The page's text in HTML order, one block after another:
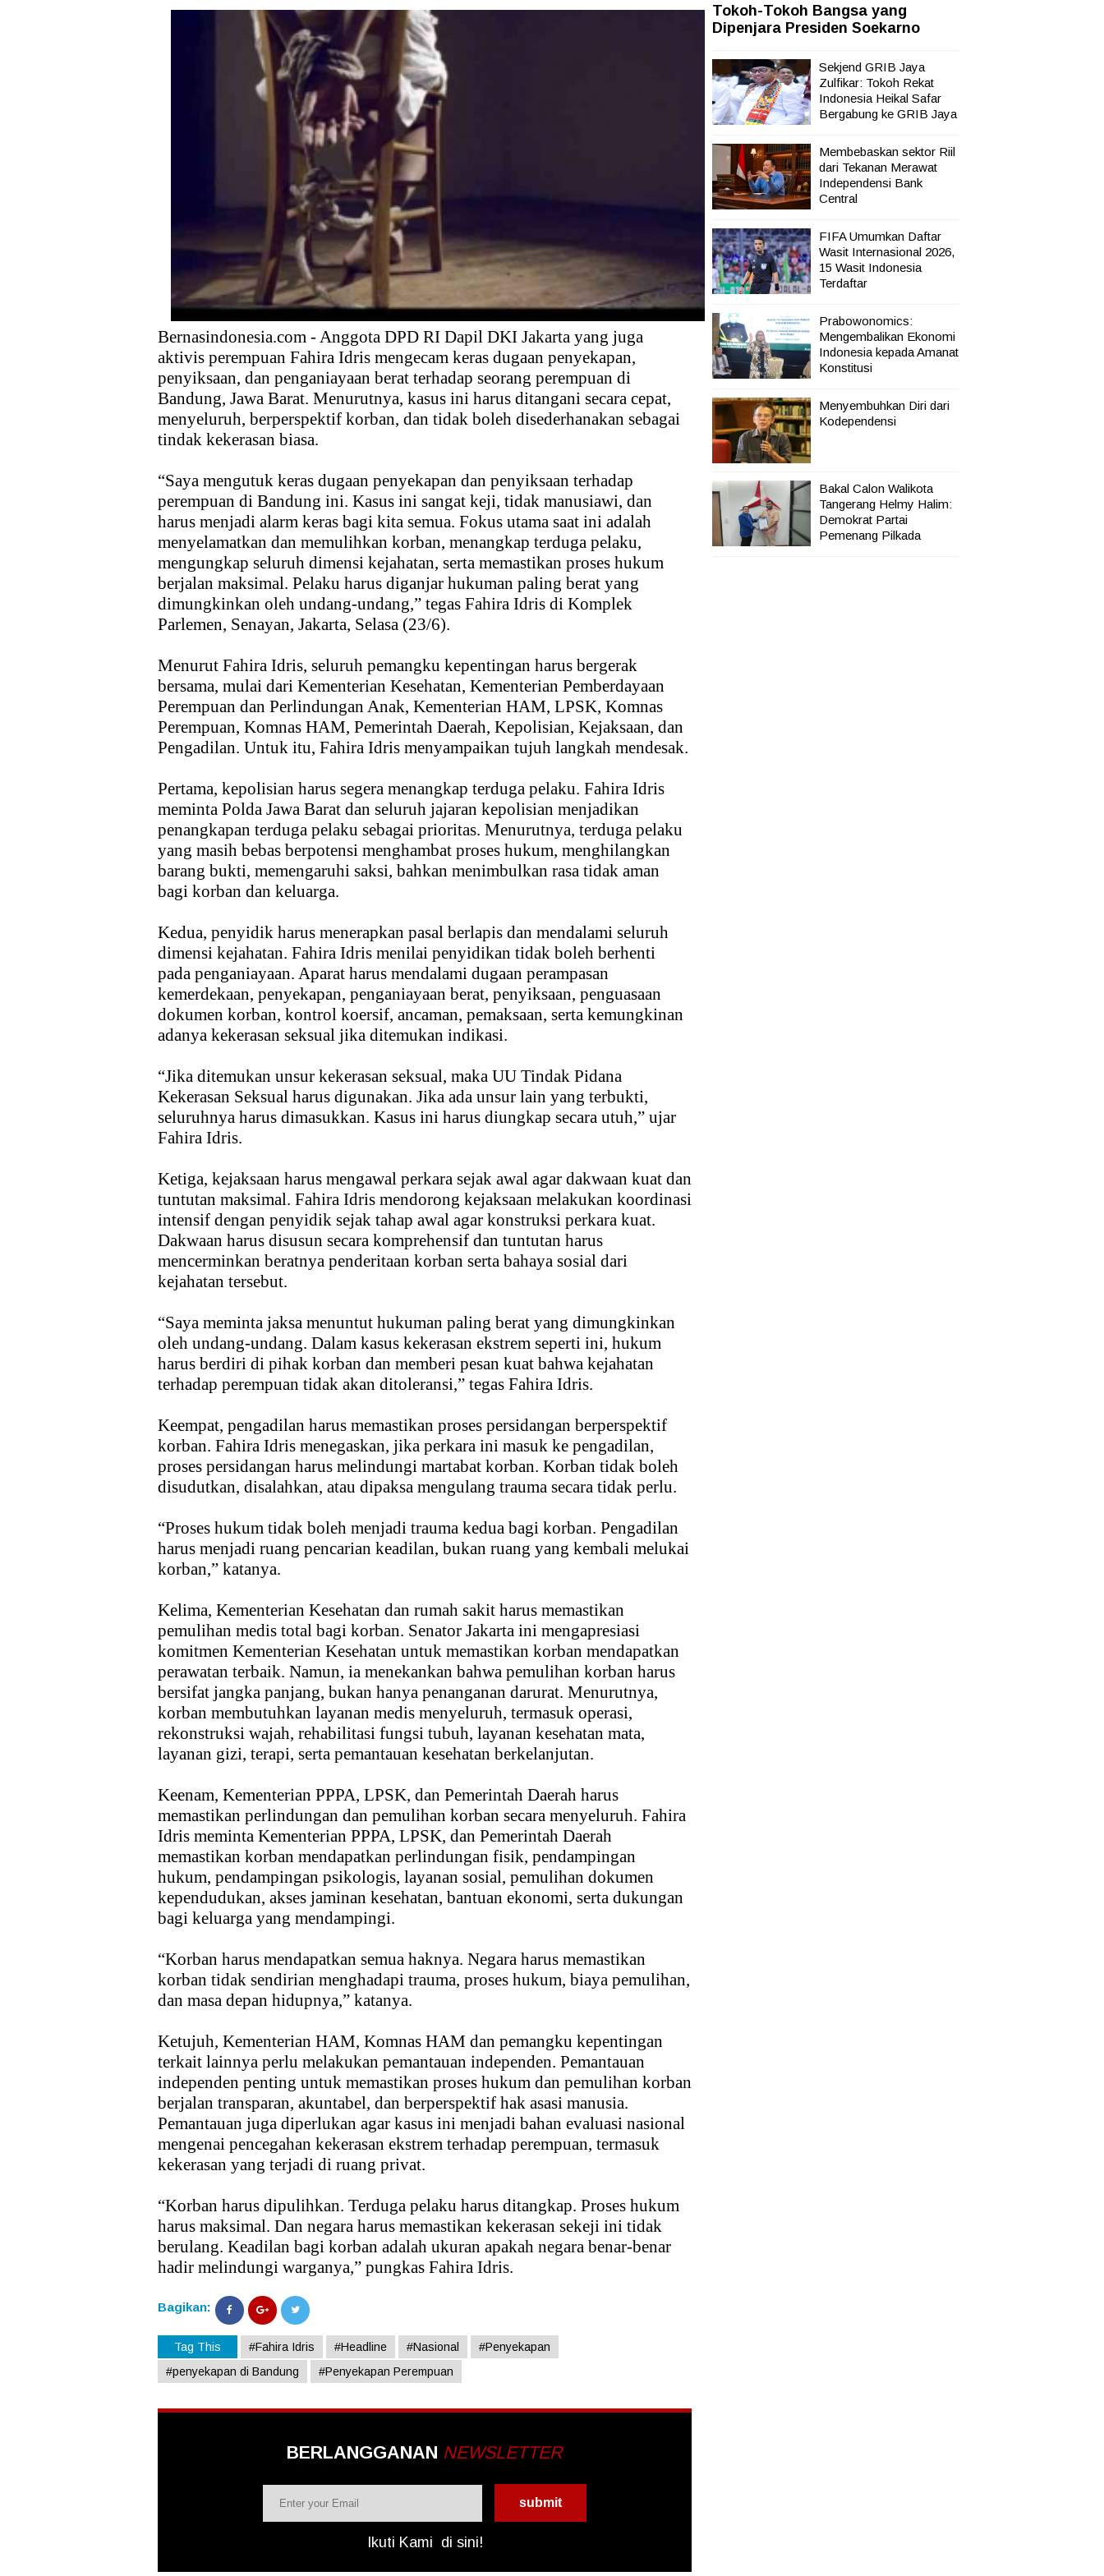
Kebijakan Strategis Pemerintah Topang Kenaikan PMI Manufaktur Nasional
Distribusi Buku Harus Dibarengi dengan Gerakan Penguatan Literasi
Waketum MUI Dukung Perampasan Aset Koruptor
Membebaskan sektor Riil dari Tekanan Merawat Independensi Bank Central
Memahami Masa Depan Gaza dan Agenda Iran
Prabowonomics: Mengembalikan Ekonomi Indonesia kepada Amanat Konstitusi
Perlindungan dan Konsesi Bagi Konsumen Penyandang Disabilitas
Bernasindonesia.com - Anggota DPD RI Dapil DKI Jakarta yang juga
aktivis perempuan Fahira Idris mengecam keras dugaan penyekapan,
penyiksaan, dan penganiayaan berat terhadap seorang perempuan di
Bandung, Jawa Barat. Menurutnya, kasus ini harus ditangani secara cepat,
menyeluruh, berperspektif korban, dan tidak boleh disederhanakan sebagai
tindak kekerasan biasa.
“Saya mengutuk keras dugaan penyekapan dan penyiksaan terhadap
perempuan di Bandung ini. Kasus ini sangat keji, tidak manusiawi, dan
harus menjadi alarm keras bagi kita semua. Fokus utama saat ini adalah
menyelamatkan dan memulihkan korban, menangkap terduga pelaku,
mengungkap seluruh dimensi kejahatan, serta memastikan proses hukum
berjalan maksimal. Pelaku harus diganjar hukuman paling berat yang
dimungkinkan oleh undang-undang,” tegas Fahira Idris di Komplek
Parlemen, Senayan, Jakarta, Selasa (23/6).
Menurut Fahira Idris, seluruh pemangku kepentingan harus bergerak
bersama, mulai dari Kementerian Kesehatan, Kementerian Pemberdayaan
Perempuan dan Perlindungan Anak, Kementerian HAM, LPSK, Komnas
Perempuan, Komnas HAM, Pemerintah Daerah, Kepolisian, Kejaksaan, dan
Pengadilan. Untuk itu, Fahira Idris menyampaikan tujuh langkah mendesak.
Pertama, kepolisian harus segera menangkap terduga pelaku. Fahira Idris
meminta Polda Jawa Barat dan seluruh jajaran kepolisian menjadikan
penangkapan terduga pelaku sebagai prioritas. Menurutnya, terduga pelaku
yang masih bebas berpotensi menghambat proses hukum, menghilangkan
barang bukti, memengaruhi saksi, bahkan menimbulkan rasa tidak aman
bagi korban dan keluarga.
Kedua, penyidik harus menerapkan pasal berlapis dan mendalami seluruh
dimensi kejahatan. Fahira Idris menilai penyidikan tidak boleh berhenti
pada penganiayaan. Aparat harus mendalami dugaan perampasan
kemerdekaan, penyekapan, penganiayaan berat, penyiksaan, penguasaan
dokumen korban, kontrol koersif, ancaman, pemaksaan, serta kemungkinan
adanya kekerasan seksual jika ditemukan indikasi.
“Jika ditemukan unsur kekerasan seksual, maka UU Tindak Pidana
Kekerasan Seksual harus digunakan. Jika ada unsur lain yang terbukti,
seluruhnya harus dimasukkan. Kasus ini harus diungkap secara utuh,” ujar
Fahira Idris.
Ketiga, kejaksaan harus mengawal perkara sejak awal agar dakwaan kuat dan
tuntutan maksimal. Fahira Idris mendorong kejaksaan melakukan koordinasi
intensif dengan penyidik sejak tahap awal agar konstruksi perkara kuat.
Dakwaan harus disusun secara komprehensif dan tuntutan harus
mencerminkan beratnya penderitaan korban serta bahaya sosial dari
kejahatan tersebut.
“Saya meminta jaksa menuntut hukuman paling berat yang dimungkinkan
oleh undang-undang. Dalam kasus kekerasan ekstrem seperti ini, hukum
harus berdiri di pihak korban dan memberi pesan kuat bahwa kejahatan
terhadap perempuan tidak akan ditoleransi,” tegas Fahira Idris.
Keempat, pengadilan harus memastikan proses persidangan berperspektif
korban. Fahira Idris menegaskan, jika perkara ini masuk ke pengadilan,
proses persidangan harus melindungi martabat korban. Korban tidak boleh
disudutkan, disalahkan, atau dipaksa mengulang trauma secara tidak perlu.
“Proses hukum tidak boleh menjadi trauma kedua bagi korban. Pengadilan
harus menjadi ruang pencarian keadilan, bukan ruang yang kembali melukai
korban,” katanya.
Kelima, Kementerian Kesehatan dan rumah sakit harus memastikan
pemulihan medis total bagi korban. Senator Jakarta ini mengapresiasi
komitmen Kementerian Kesehatan untuk memastikan korban mendapatkan
perawatan terbaik. Namun, ia menekankan bahwa pemulihan korban harus
bersifat jangka panjang, bukan hanya penanganan darurat. Menurutnya,
korban membutuhkan layanan medis menyeluruh, termasuk operasi,
rekonstruksi wajah, rehabilitasi fungsi tubuh, layanan kesehatan mata,
layanan gizi, terapi, serta pemantauan kesehatan berkelanjutan.
Keenam, Kementerian PPPA, LPSK, dan Pemerintah Daerah harus
memastikan perlindungan dan pemulihan korban secara menyeluruh. Fahira
Idris meminta Kementerian PPPA, LPSK, dan Pemerintah Daerah
memastikan korban mendapatkan perlindungan fisik, pendampingan
hukum, pendampingan psikologis, layanan sosial, pemulihan dokumen
kependudukan, akses jaminan kesehatan, bantuan ekonomi, serta dukungan
bagi keluarga yang mendampingi.
“Korban harus mendapatkan semua haknya. Negara harus memastikan
korban tidak sendirian menghadapi trauma, proses hukum, biaya pemulihan,
dan masa depan hidupnya,” katanya.
Ketujuh, Kementerian HAM, Komnas HAM dan pemangku kepentingan
terkait lainnya perlu melakukan pemantauan independen. Pemantauan
independen penting untuk memastikan proses hukum dan pemulihan korban
berjalan transparan, akuntabel, dan berperspektif hak asasi manusia.
Pemantauan juga diperlukan agar kasus ini menjadi bahan evaluasi nasional
mengenai pencegahan kekerasan ekstrem terhadap perempuan, termasuk
kekerasan yang terjadi di ruang privat.
“Korban harus dipulihkan. Terduga pelaku harus ditangkap. Proses hukum
harus maksimal. Dan negara harus memastikan kekerasan sekeji ini tidak
berulang. Keadilan bagi korban adalah ukuran apakah negara benar-benar
hadir melindungi warganya,” pungkas Fahira Idris.
Bagikan:
Tag This #Fahira Idris #Headline #Nasional
#Penyekapan
#penyekapan di Bandung
#Penyekapan Perempuan
BERLANGGANAN NEWSLETTER
Ikuti Kami di sini!
Tokoh-Tokoh Bangsa yang
Dipenjara Presiden Soekarno
Sekjend GRIB Jaya
Zulfikar: Tokoh Rekat
Indonesia Heikal Safar
Bergabung ke GRIB Jaya
Membebaskan sektor Riil
dari Tekanan Merawat
Independensi Bank
Central
FIFA Umumkan Daftar
Wasit Internasional 2026,
15 Wasit Indonesia
Terdaftar
Prabowonomics:
Mengembalikan Ekonomi
Indonesia kepada Amanat
Konstitusi
Menyembuhkan Diri dari
Kodependensi
Bakal Calon Walikota
Tangerang Helmy Halim:
Demokrat Partai
Pemenang Pilkada